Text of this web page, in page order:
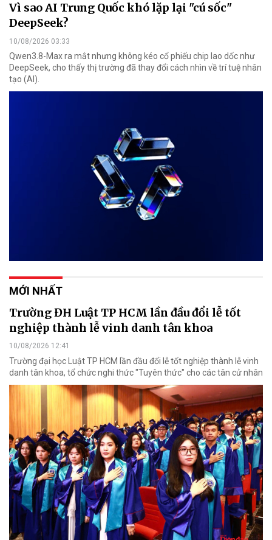
Vì sao AI Trung Quốc khó lặp lại "cú sốc"
DeepSeek?
10/08/2026 03:33
Qwen3.8-Max ra mắt nhưng không kéo cổ phiếu chip lao dốc như
DeepSeek, cho thấy thị trường đã thay đổi cách nhìn về trí tuệ nhân
tạo (AI).
MỚI NHẤT
Trường ĐH Luật TP HCM lần đầu đổi lễ tốt
nghiệp thành lễ vinh danh tân khoa
10/08/2026 12:41
Trường đại học Luật TP HCM lần đầu đổi lễ tốt nghiệp thành lễ vinh
danh tân khoa, tổ chức nghi thức "Tuyên thức" cho các tân cử nhân